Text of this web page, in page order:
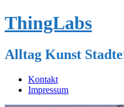
ThingLabs
Alltag Kunst
Kontakt
Impressum